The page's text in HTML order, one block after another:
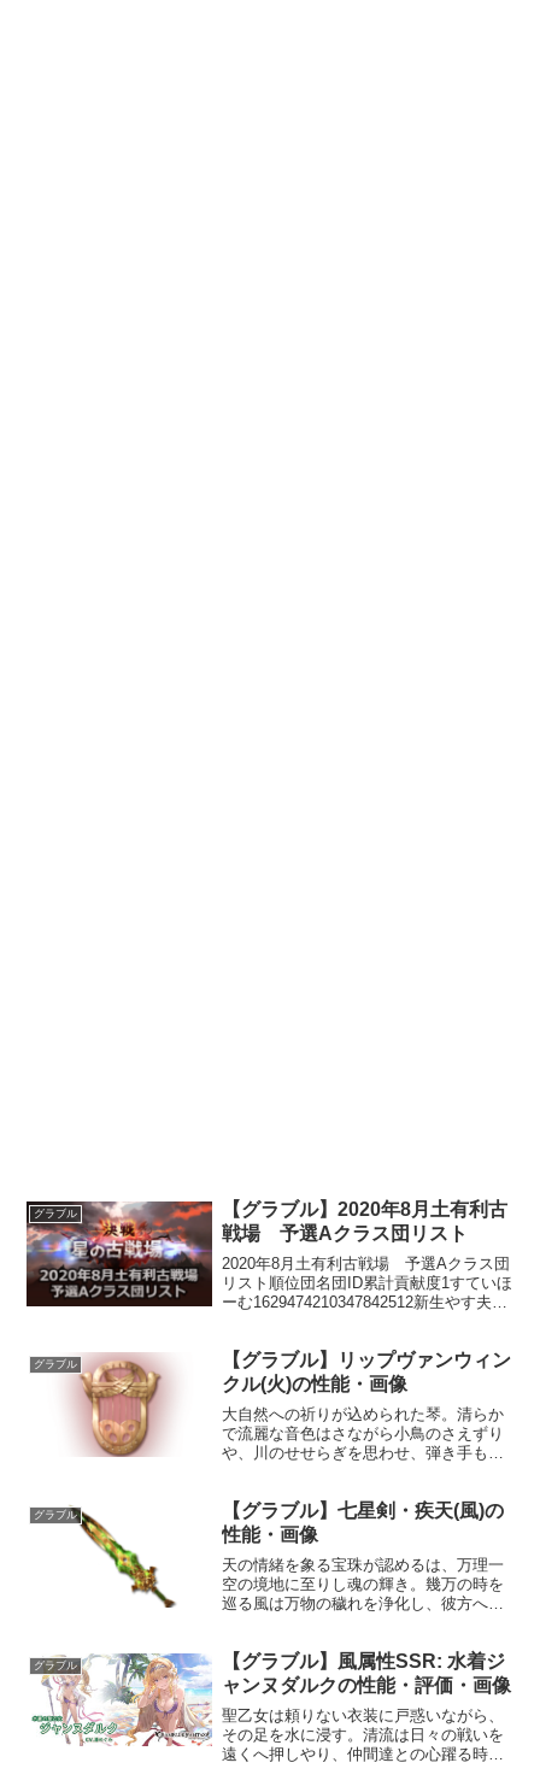
グラブル
【グラブル】2020年8月土有利古
戦場 予選Aクラス団リスト
2020年8月土有利古戦場 予選Aクラス団
リスト順位団名団ID累計貢献度1すていほ
ーむ1629474210347842512新生やす夫帝
グラブル
【グラブル】リップヴァンウィン
クル(火)の性能・画像
大自然への祈りが込められた琴。清らか
で流麗な音色はさながら小鳥のさえずり
や、川のせせらぎを思わせ、弾き手も聴
MAXLv3392638200奥義煙霞痼疾敵に火
属性5.5倍ダメ...
グラブル
【グラブル】七星剣・疾天(風)の
性能・画像
天の情緒を象る宝珠が認めるは、万理一
空の境地に至りし魂の輝き。幾万の時を
巡る風は万物の穢れを浄化し、彼方へ続
剣HP攻撃力MAXLv2422810100奥義北斗
大極閃敵に風...
グラブル
【グラブル】風属性SSR: 水着ジ
ャンヌダルクの性能・評価・画像
聖乙女は頼りない衣装に戸惑いながら、
その足を水に浸す。清流は日々の戦いを
遠くへ押しやり、仲間達との心躍る時間